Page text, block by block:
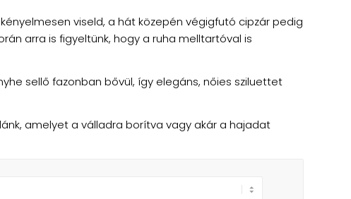
viseld, a hát közepén végigfutó cipzár pedig
arra is figyeltünk, hogy a ruha melltartóval is
sellő fazonban bővül, így elegáns, nőies sziluettet
amelyet a válladra borítva vagy akár a hajadat